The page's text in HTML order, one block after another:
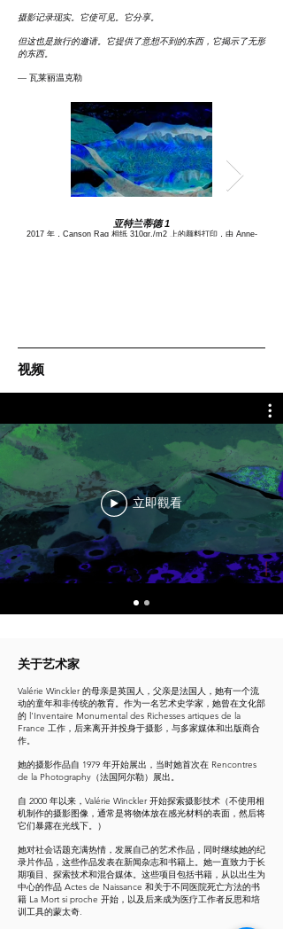
摄影记录现实。它使可见。它分享。
但这也是旅行的邀请。它提供了意想不到的东西，它揭示了无形
的东西。
— 瓦莱丽温克勒
亚特兰蒂德 1
2017 年，Canson Rag 相纸 310gr./m2 上的颜料打印，由 Anne-
视频
立即觀看
关于艺术家
Valérie Winckler 的母亲是英国人，父亲是法国人，她有一个流
动的童年和非传统的教育。作为一名艺术史学家，她曾在文化部
的 l'Inventaire Monumental des Richesses artiques de la
France 工作，后来离开并投身于摄影，与多家媒体和出版商合
作。
她的摄影作品自 1979 年开始展出，当时她首次在 Rencontres
de la Photography（法国阿尔勒）展出。
自 2000 年以来，Valérie Winckler 开始探索摄影技术（不使用相
机制作的摄影图像，通常是将物体放在感光材料的表面，然后将
它们暴露在光线下。）
她对社会话题充满热情，发展自己的艺术作品，同时继续她的纪
录片作品，这些作品发表在新闻杂志和书籍上。她一直致力于长
期项目、探索技术和混合媒体。这些项目包括书籍，从以出生为
中心的作品 Actes de Naissance 和关于不同医院死亡方法的书
籍 La Mort si proche 开始，以及后来成为医疗工作者反思和培
训工具的蒙太奇.